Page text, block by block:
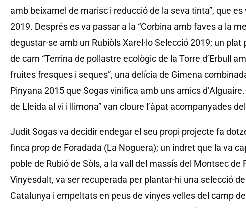
amb beixamel de marisc i reducció de la seva tinta”, que es
2019. Després es va passar a la “Corbina amb faves a la
degustar-se amb un Rubiòls Xarel·lo Selecció 2019; un
de carn “Terrina de pollastre ecològic de la Torre d’Erbull
fruites fresques i seques”, una delícia de Gimena
Pinyana 2015 que Sogas vinifica amb uns amics
de Lleida al vi i llimona” van cloure l’àpat acompanyades
Judit Sogas va decidir endegar el seu propi projecte fa
finca prop de Foradada (La Noguera); un indret que la va
poble de Rubió de Sòls, a la vall del massís del Montsec de
Vinyesdalt, va ser recuperada per plantar-hi una selecció
Catalunya i empeltats en peus de vinyes velles del camp